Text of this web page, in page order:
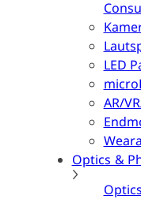
LED
AR/
Optics &